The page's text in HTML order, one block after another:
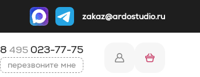
zakaz@ardostudio.ru
8 495 023-77-75
перезвоните мне